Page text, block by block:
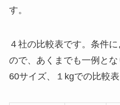
す。
４社の比較表です。条件
ので、あくまでも一例とな
60サイズ、１kgでの比較表